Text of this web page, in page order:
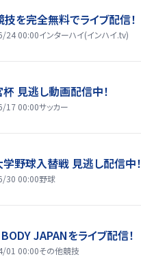
を完全無料でライブ配信！
24 00:00インターハイ(インハイ.tv)
見逃し動画配信中！
17 00:00サッカー
野球入替戦 見逃し配信中！
30 00:00野球
JAPANをライブ配信！
01 00:00その他競技